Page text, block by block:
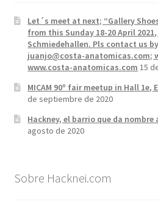
Let´s meet at next; “Gallery
from this Sunday 18-20 April
Schmiedehallen. Pls contact us by
juanjo@costa-anatomicas.com;
www.costa-anatomicas.com 15
MICAM 90º fair meetup in Hall 1e,
de septiembre de 2020
Hackney, el barrio que da
agosto de 2020
Sobre Hacknei.com